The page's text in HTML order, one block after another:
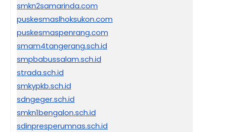
smkn2samarinda.com
puskesmaslhoksukon.com
puskesmaspenrang.com
smam4tangerang.sch.id
smpbabussalam.sch.id
strada.sch.id
smkypkb.sch.id
sdngeger.sch.id
smkn1bengalon.sch.id
sdinpresperumnas.sch.id